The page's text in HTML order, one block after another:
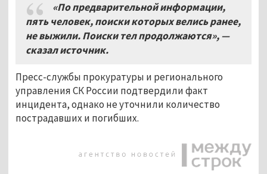
«По предварительной информации,
пять человек, поиски которых велись ранее,
не выжили. Поиски тел продолжаются», —
сказал источник.
Пресс-службы прокуратуры и регионального
управления СК России подтвердили факт
инцидента, однако не уточнили количество
пострадавших и погибших.